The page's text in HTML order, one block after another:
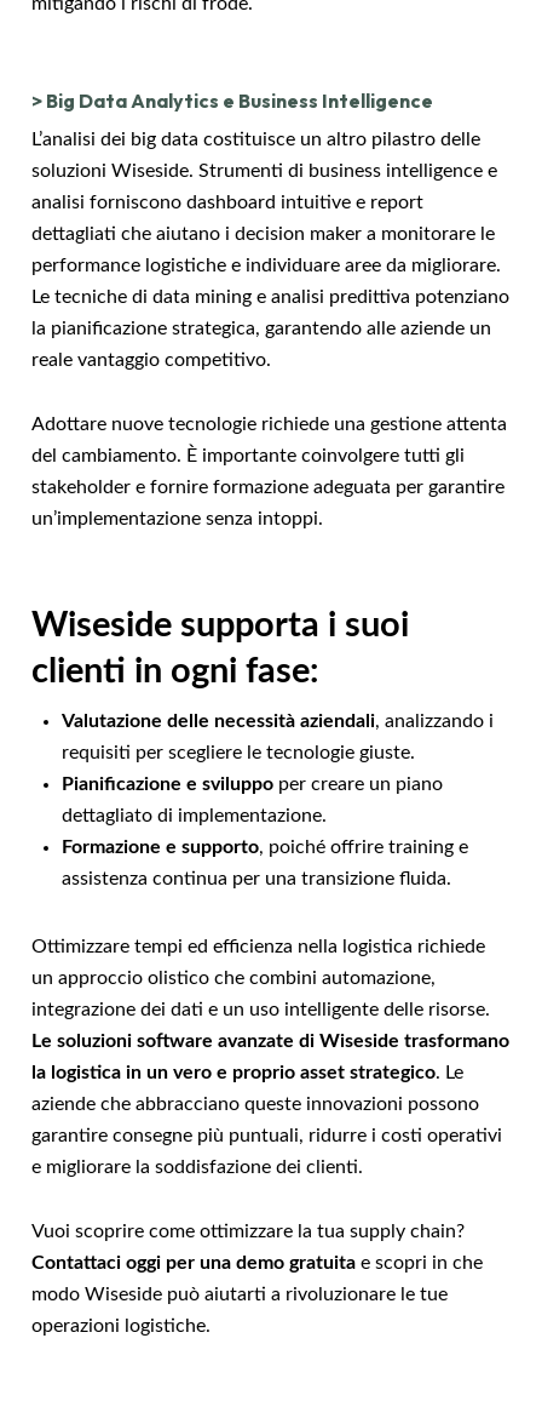
> Big Data Analytics e Business Intelligence
L’analisi dei big data costituisce un altro pilastro delle
soluzioni Wiseside. Strumenti di business intelligence e
analisi forniscono dashboard intuitive e report
dettagliati che aiutano i decision maker a monitorare le
performance logistiche e individuare aree da migliorare.
Le tecniche di data mining e analisi predittiva potenziano
la pianificazione strategica, garantendo alle aziende un
reale vantaggio competitivo.
Adottare nuove tecnologie richiede una gestione attenta
del cambiamento. È importante coinvolgere tutti gli
stakeholder e fornire formazione adeguata per garantire
un’implementazione senza intoppi.
Wiseside supporta i suoi
clienti in ogni fase:
Valutazione delle necessità aziendali, analizzando i
requisiti per scegliere le tecnologie giuste.
Pianificazione e sviluppo per creare un piano
dettagliato di implementazione.
Formazione e supporto, poiché offrire training e
assistenza continua per una transizione fluida.
Ottimizzare tempi ed efficienza nella logistica richiede
un approccio olistico che combini automazione,
integrazione dei dati e un uso intelligente delle risorse.
Le soluzioni software avanzate di Wiseside trasformano
la logistica in un vero e proprio asset strategico. Le
aziende che abbracciano queste innovazioni possono
garantire consegne più puntuali, ridurre i costi operativi
e migliorare la soddisfazione dei clienti.
Vuoi scoprire come ottimizzare la tua supply chain?
Contattaci oggi per una demo gratuita e scopri in che
modo Wiseside può aiutarti a rivoluzionare le tue
operazioni logistiche.